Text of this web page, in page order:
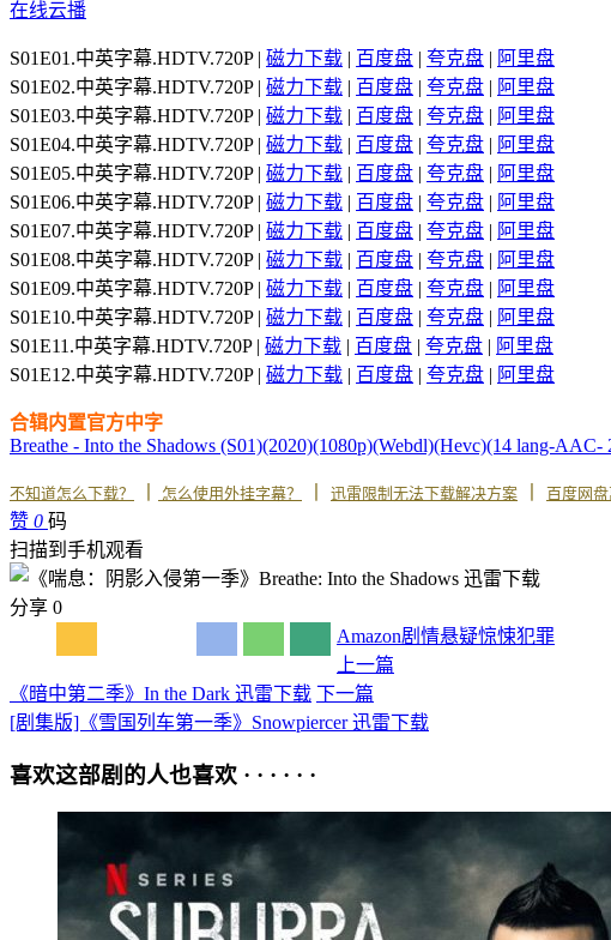
在线云播
S01E01.中英字幕.HDTV.720P | 磁力下载 | 百度盘 | 夸克盘 | 阿里盘
S01E02.中英字幕.HDTV.720P | 磁力下载 | 百度盘 | 夸克盘 | 阿里盘
S01E03.中英字幕.HDTV.720P | 磁力下载 | 百度盘 | 夸克盘 | 阿里盘
S01E04.中英字幕.HDTV.720P | 磁力下载 | 百度盘 | 夸克盘 | 阿里盘
S01E05.中英字幕.HDTV.720P | 磁力下载 | 百度盘 | 夸克盘 | 阿里盘
S01E06.中英字幕.HDTV.720P | 磁力下载 | 百度盘 | 夸克盘 | 阿里盘
S01E07.中英字幕.HDTV.720P | 磁力下载 | 百度盘 | 夸克盘 | 阿里盘
S01E08.中英字幕.HDTV.720P | 磁力下载 | 百度盘 | 夸克盘 | 阿里盘
S01E09.中英字幕.HDTV.720P | 磁力下载 | 百度盘 | 夸克盘 | 阿里盘
S01E10.中英字幕.HDTV.720P | 磁力下载 | 百度盘 | 夸克盘 | 阿里盘
S01E11.中英字幕.HDTV.720P | 磁力下载 | 百度盘 | 夸克盘 | 阿里盘
S01E12.中英字幕.HDTV.720P | 磁力下载 | 百度盘 | 夸克盘 | 阿里盘
合辑内置官方中字
Breathe - Into the Shadows (S01)(2020)(1080p)(Webdl)(Hevc)(14 lang-AAC-
不知道怎么下载？ 怎么使用外挂字幕？ 迅雷限制无法下载解决方案 百度网
赞 0 码
扫描到手机观看
分享 0
Amazon剧情悬疑惊悚犯罪
上一篇
《暗中第二季》In the Dark 迅雷下载 下一篇
[剧集版]《雪国列车第一季》Snowpiercer 迅雷下载
喜欢这部剧的人也喜欢 · · · · · ·